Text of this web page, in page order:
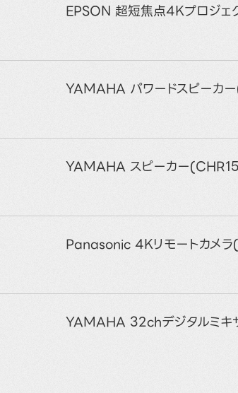
EPSON 超短焦点4Kプロジ
YAMAHA パワードスピーカ
YAMAHA スピーカー
Panasonic 4Kリモートカメ
YAMAHA 32chデジタルミキ